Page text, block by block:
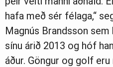
hafa með sér félaga,“
Magnús Brandsson
sínu árið 2013 og hóf
áður. Göngur og golf eru